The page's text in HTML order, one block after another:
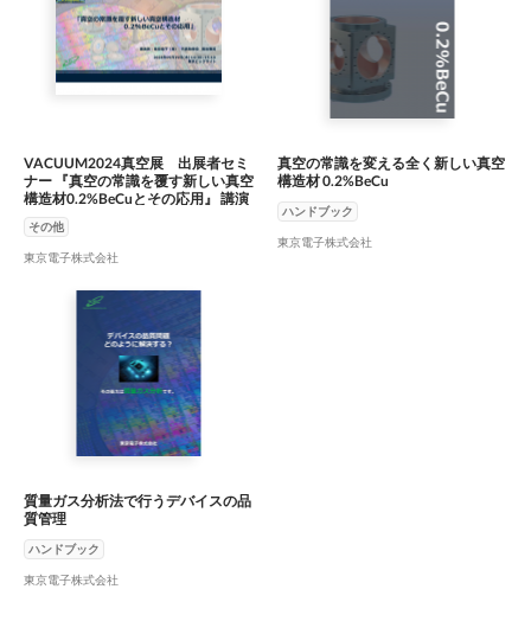
VACUUM2024真空展 出展者セミ
ナー 『真空の常識を覆す新しい真空
構造材0.2%BeCuとその応用』 講演
資料
その他
東京電子株式会社
真空の常識を変える全く新しい真空
構造材 0.2%BeCu
ハンドブック
東京電子株式会社
質量ガス分析法で行うデバイスの品
質管理
ハンドブック
東京電子株式会社